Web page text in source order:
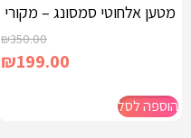
מטען אלחוטי סמסונג – מקורי
₪350.00
₪199.00
הוספה לסל